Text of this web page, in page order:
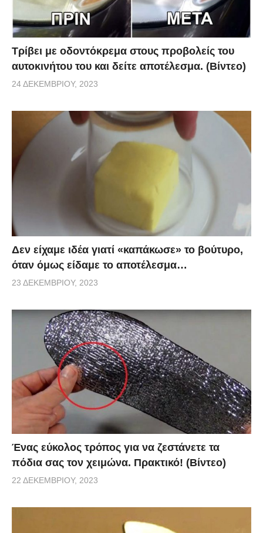
Τρίβει με οδοντόκρεμα στους προβολείς του
αυτοκινήτου του και δείτε αποτέλεσμα. (Βίντεο)
24 ΔΕΚΕΜΒΡΊΟΥ, 2023
Δεν είχαμε ιδέα γιατί «καπάκωσε» το βούτυρο,
όταν όμως είδαμε το αποτέλεσμα…
23 ΔΕΚΕΜΒΡΊΟΥ, 2023
Ένας εύκολος τρόπος για να ζεστάνετε τα
πόδια σας τον χειμώνα. Πρακτικό! (Βίντεο)
22 ΔΕΚΕΜΒΡΊΟΥ, 2023